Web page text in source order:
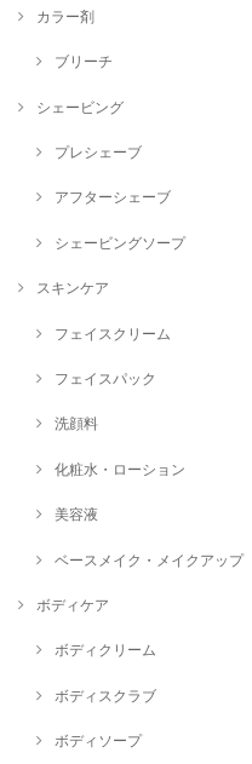
カラー剤
ブリーチ
シェービング
プレシェーブ
アフターシェーブ
シェービングソープ
スキンケア
フェイスクリーム
フェイスパック
洗顔料
化粧水・ローション
美容液
ベースメイク・メイクアップ
ボディケア
ボディクリーム
ボディスクラブ
ボディソープ